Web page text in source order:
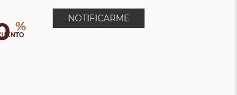
%
NOTIFICARME